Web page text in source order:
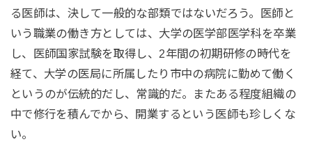
る医師は、決して一般的な部類ではないだろう。医師と
いう職業の働き方としては、大学の医学部医学科を卒業
し、医師国家試験を取得し、2年間の初期研修の時代を
経て、大学の医局に所属したり市中の病院に勤めて働く
というのが伝統的だし、常識的だ。またある程度組織の
中で修行を積んでから、開業するという医師も珍しくな
い。